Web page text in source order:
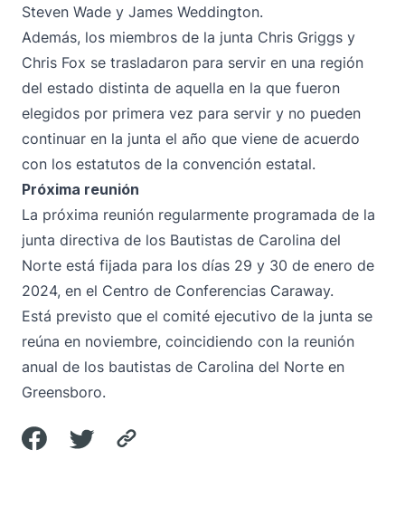
Steven Wade y James Weddington.
Además, los miembros de la junta Chris Griggs y
Chris Fox se trasladaron para servir en una región
del estado distinta de aquella en la que fueron
elegidos por primera vez para servir y no pueden
continuar en la junta el año que viene de acuerdo
con los estatutos de la convención estatal.
Próxima reunión
La próxima reunión regularmente programada de la
junta directiva de los Bautistas de Carolina del
Norte está fijada para los días 29 y 30 de enero de
2024, en el Centro de Conferencias Caraway.
Está previsto que el comité ejecutivo de la junta se
reúna en noviembre, coincidiendo con la reunión
anual de los bautistas de Carolina del Norte en
Greensboro.